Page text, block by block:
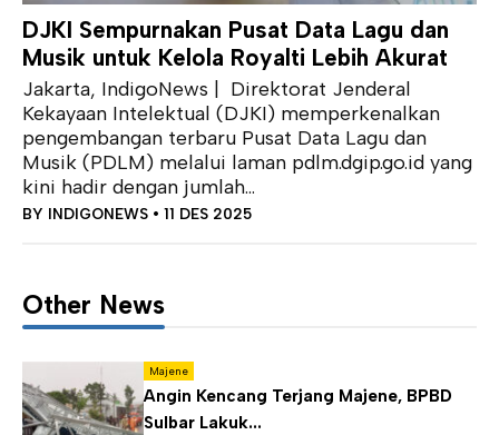
DJKI Sempurnakan Pusat Data Lagu dan
Musik untuk Kelola Royalti Lebih Akurat
Jakarta, IndigoNews | Direktorat Jenderal
Kekayaan Intelektual (DJKI) memperkenalkan
pengembangan terbaru Pusat Data Lagu dan
Musik (PDLM) melalui laman pdlm.dgip.go.id yang
kini hadir dengan jumlah...
BY INDIGONEWS • 11 DES 2025
Other News
Majene
Angin Kencang Terjang Majene, BPBD
Sulbar Lakuk...